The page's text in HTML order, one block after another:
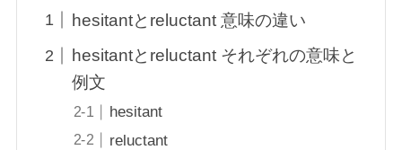
hesitantとreluctant 意味の違い
hesitantとreluctant それぞれの意味と
例文
hesitant
reluctant